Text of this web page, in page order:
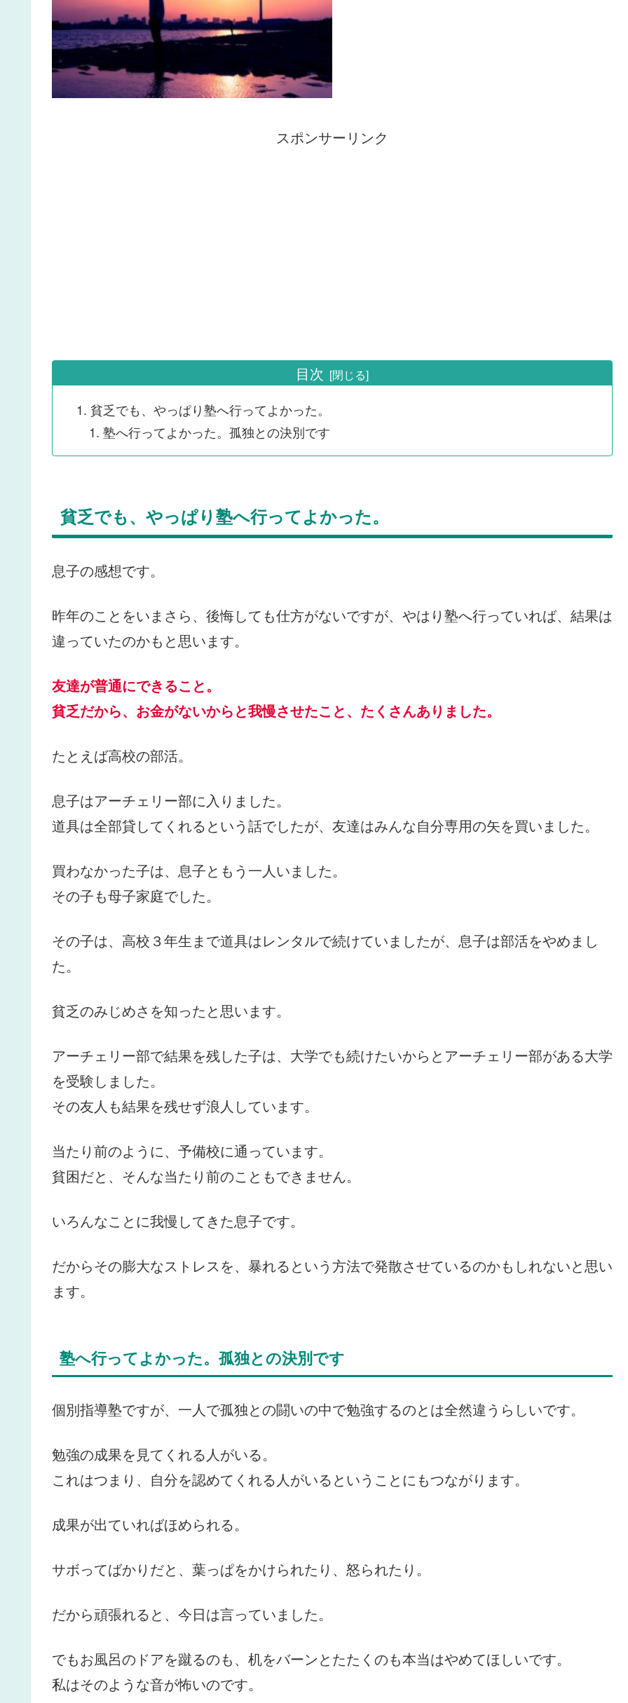
スポンサーリンク
目次
貧乏でも、やっぱり塾へ行ってよかった。
塾へ行ってよかった。孤独との決別です
貧乏でも、やっぱり塾へ行ってよかった。
息子の感想です。
昨年のことをいまさら、後悔しても仕方がないですが、やはり塾へ行っていれば、結果は
違っていたのかもと思います。
友達が普通にできること。
貧乏だから、お金がないからと我慢させたこと、たくさんありました。
たとえば高校の部活。
息子はアーチェリー部に入りました。
道具は全部貸してくれるという話でしたが、友達はみんな自分専用の矢を買いました。
買わなかった子は、息子ともう一人いました。
その子も母子家庭でした。
その子は、高校３年生まで道具はレンタルで続けていましたが、息子は部活をやめまし
た。
貧乏のみじめさを知ったと思います。
アーチェリー部で結果を残した子は、大学でも続けたいからとアーチェリー部がある大学
を受験しました。
その友人も結果を残せず浪人しています。
当たり前のように、予備校に通っています。
貧困だと、そんな当たり前のこともできません。
いろんなことに我慢してきた息子です。
だからその膨大なストレスを、暴れるという方法で発散させているのかもしれないと思い
ます。
塾へ行ってよかった。孤独との決別です
個別指導塾ですが、一人で孤独との闘いの中で勉強するのとは全然違うらしいです。
勉強の成果を見てくれる人がいる。
これはつまり、自分を認めてくれる人がいるということにもつながります。
成果が出ていればほめられる。
サボってばかりだと、葉っぱをかけられたり、怒られたり。
だから頑張れると、今日は言っていました。
でもお風呂のドアを蹴るのも、机をバーンとたたくのも本当はやめてほしいです。
私はそのような音が怖いのです。